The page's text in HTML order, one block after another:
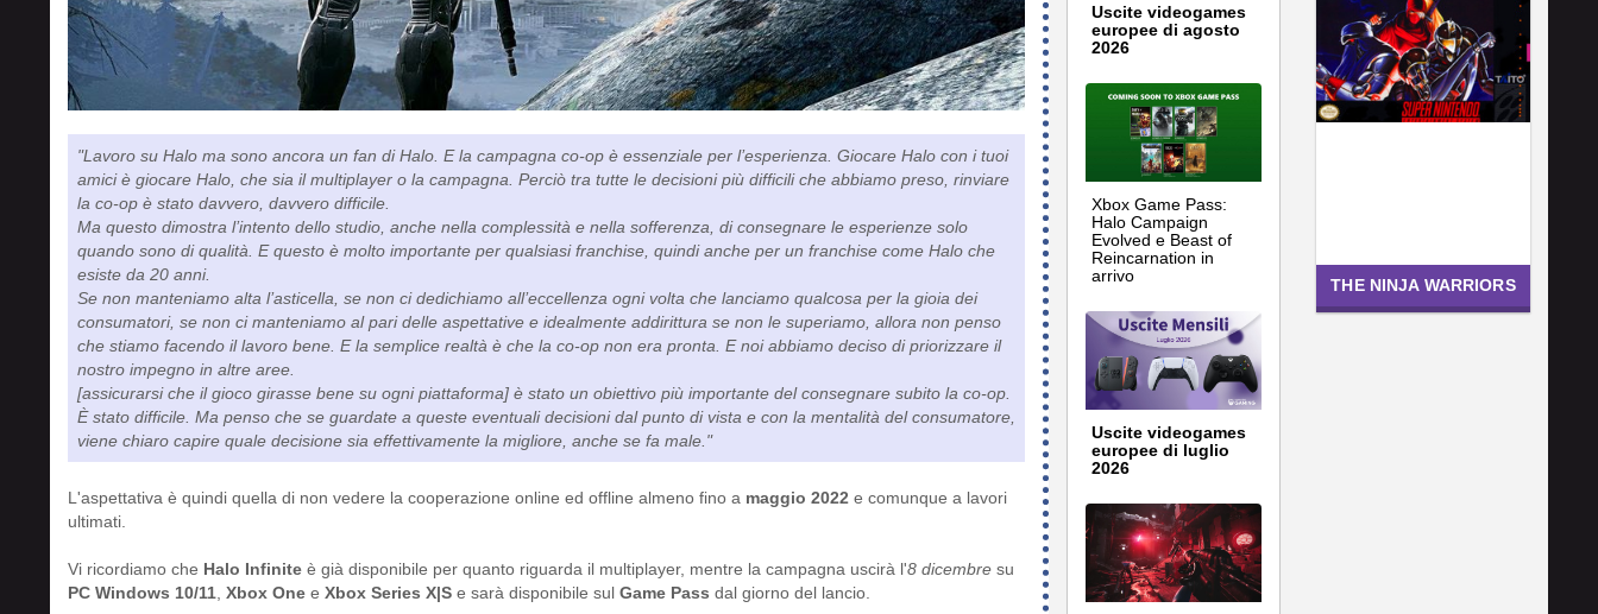
"Lavoro su Halo ma sono ancora un fan di Halo. E la campagna co-op è essenziale per l’esperienza. Giocare Halo con i tuoi
amici è giocare Halo, che sia il multiplayer o la campagna. Perciò tra tutte le decisioni più difficili che abbiamo preso, rinviare
la co-op è stato davvero, davvero difficile.
Ma questo dimostra l’intento dello studio, anche nella complessità e nella sofferenza, di consegnare le esperienze solo
quando sono di qualità. E questo è molto importante per qualsiasi franchise, quindi anche per un franchise come Halo che
esiste da 20 anni.
Se non manteniamo alta l’asticella, se non ci dedichiamo all’eccellenza ogni volta che lanciamo qualcosa per la gioia dei
consumatori, se non ci manteniamo al pari delle aspettative e idealmente addirittura se non le superiamo, allora non penso
che stiamo facendo il lavoro bene. E la semplice realtà è che la co-op non era pronta. E noi abbiamo deciso di priorizzare il
nostro impegno in altre aree.
[assicurarsi che il gioco girasse bene su ogni piattaforma] è stato un obiettivo più importante del consegnare subito la co-op.
È stato difficile. Ma penso che se guardate a queste eventuali decisioni dal punto di vista e con la mentalità del consumatore,
viene chiaro capire quale decisione sia effettivamente la migliore, anche se fa male."
L'aspettativa è quindi quella di non vedere la cooperazione online ed offline almeno fino a maggio 2022 e comunque a lavori
ultimati.
Vi ricordiamo che Halo Infinite è già disponibile per quanto riguarda il multiplayer, mentre la campagna uscirà l'8 dicembre su
PC Windows 10/11 Xbox One e Xbox Series X|S e sarà disponibile sul Game Pass dal giorno del lancio.
Uscite videogames
europee di agosto
2026
Xbox Game Pass:
Halo Campaign
Evolved e Beast of
Reincarnation in
arrivo
Uscite videogames
europee di luglio
2026
THE NINJA WARRIORS